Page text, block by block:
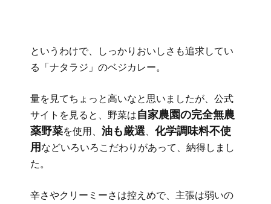
というわけで、しっかりおいしさも追求してい
る「ナタラジ」のベジカレー。
量を見てちょっと高いなと思いましたが、公式
サイトを見ると、野菜は自家農園の完全無農
薬野菜を使用、 油も厳選
化学調味料不使
用 などいろいろこだわりがあって、納得しまし
た。
辛さやクリーミーさは控えめで、主張は弱いの